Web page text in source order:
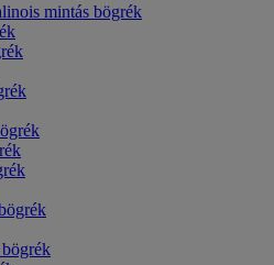
mintás bögrék